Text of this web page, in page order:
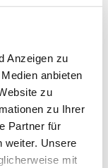
Anzeigen zu
anbieten
zu
zu Ihrer
Partner für
weiter. Unsere
mit